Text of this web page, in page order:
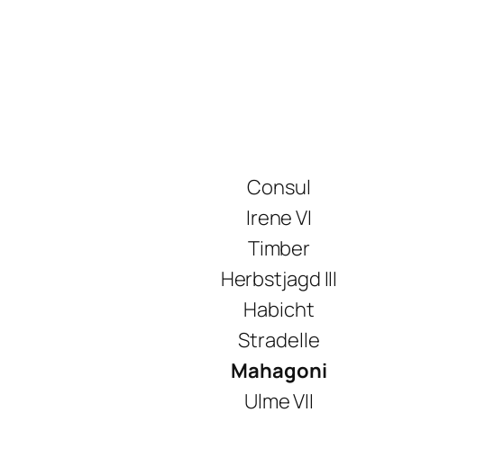
Consul
Irene VI
Timber
Herbstjagd III
Habicht
Stradelle
Mahagoni
Ulme VII